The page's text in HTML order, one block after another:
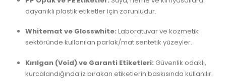
dayanıklı plastik etiketler için zorunludur.
Whitemat ve Glosswhite: Laboratuvar ve kozmetik
sektöründe kullanılan parlak/mat sentetik yüzeyler.
Kırılgan (Void) ve Garanti Etiketleri: Güvenlik odaklı,
kurcalandığında iz bırakan etiketlerin baskısında kullanılır.